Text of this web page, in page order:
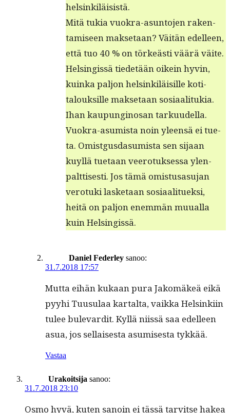
helsinkiläisistä.
Mitä tukia vuokra-asun­to­jen rak­en­
tamiseen mak­se­taan? Väitän edelleen,
että tuo 40 % on törkeästi väärä väite.
Helsingis­sä tiede­tään oikein hyvin,
kuin­ka paljon helsinkiläisille koti­
talouk­sille mak­se­taan sosi­aal­i­tukia.
Ihan kaupungi­nosan tarkuudella.
Vuokra-asum­ista noin yleen­sä ei tue­
ta. Omist­gus­da­sum­ista sen sijaan
kuyl­lä tue­taan veero­tuk­ses­sa ylen­
palt­tis­es­ti. Jos tämä omis­tusasu­jan
vero­tu­ki las­ke­taan sosi­aal­ituek­si,
heitä on paljon enem­män muual­la
kuin Helsingissä.
Daniel Federley sanoo:
31.7.2018 17:57
Mut­ta eihän kukaan pura Jakomäkeä eikä
pyy­hi Tuusu­laa kar­tal­ta, vaik­ka Helsinki­in
tulee bule­vardit. Kyl­lä niis­sä saa edelleen
asua, jos sel­l­ais­es­ta asumis­es­ta tykkää.
Vastaa
Urakoitsija sanoo:
31.7.2018 23:10
Osmo hyvä, kuten sanoin ei tässä tarvitse hakea